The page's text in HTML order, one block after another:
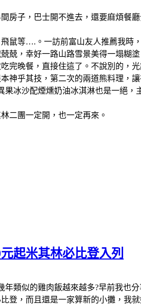
房子，巴士開不進去，還要麻煩餐
鼠等….。一訪前富山友人推薦我時
兢，幸好一路山路雪景美得一塌糊塗
完晚餐，直接住這了。不說別的，
神乎其技，第二次的兩道熊料理，
冰沙配煙燻奶油冰淇淋也是一絕，
二團一定開，也一定再來。
起米其林必比登入列
年類似的雞肉飯越來越多?早前我也
登，而且還是一家算新的小攤，我